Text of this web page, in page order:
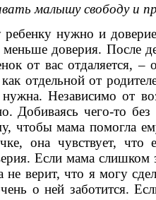
малышу свободу и
ребенку нужно и
доверия. После
от вас отдаляется, –
отдельной от
Независимо от
Добиваясь чего-то
чтобы мама помогла
она чувствует,
Если мама слишком
верит, что я могу
о ней заботится.